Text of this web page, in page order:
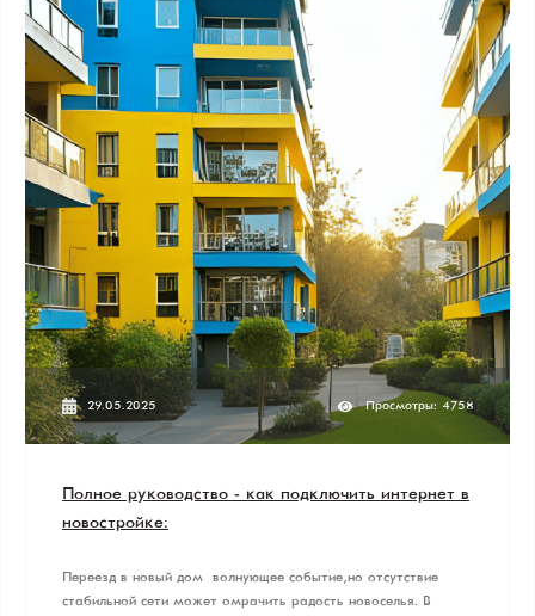
29.05.2025 Просмотры: 4758
Полное руководство - как подключить интернет в
новостройке:
Переезд в новый дом — волнующее событие, но отсутствие
стабильной сети может омрачить радость новоселья. В